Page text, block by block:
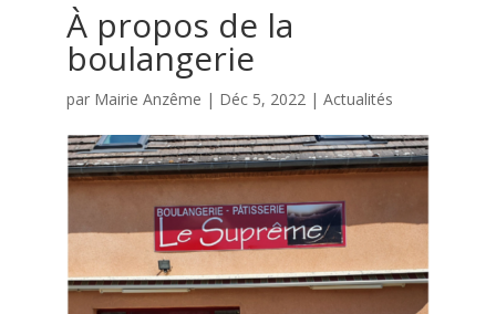
À propos de la
boulangerie
par Mairie Anzême | Déc 5, 2022| Actualités